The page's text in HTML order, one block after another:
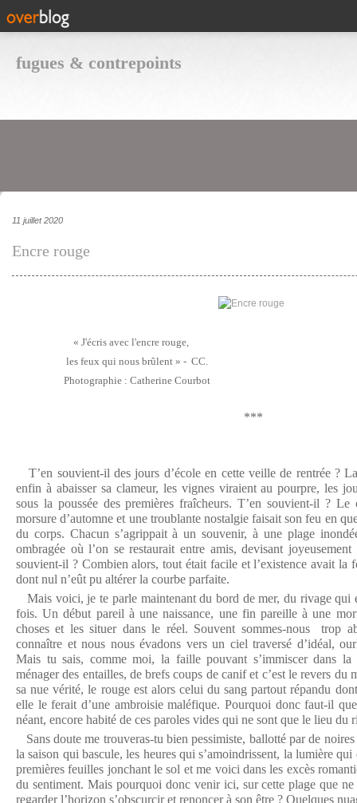
fugues & contrepoints
11 juillet 2020
Encre rouge
« J'écris avec l'encre rouge,
les feux qui nous brûlent » - CC.
Photographie : Catherine Courbot
***
T’en souvient-il des jours d’école en cette veille de rentrée ?
enfin à abaisser sa clameur, les vignes viraient au pourpre, les
sous la poussée des premières fraîcheurs. T’en souvient-il ?
morsure d’automne et une troublante nostalgie faisait son feu en
du corps. Chacun s’agrippait à un souvenir, à une plage
ombragée où l’on se restaurait entre amis, devisant
souvient-il ? Combien alors, tout était facile et l’existence avait la
dont nul n’eût pu altérer la courbe parfaite.
Mais voici, je te parle maintenant du bord de mer, du rivage qui
fois. Un début pareil à une naissance, une fin pareille à une
choses et les situer dans le réel. Souvent sommes-nous trop
connaître et nous nous évadons vers un ciel traversé d’idéal,
Mais tu sais, comme moi, la faille pouvant s’immiscer dans la
ménager des entailles, de brefs coups de canif et c’est le revers du
sa nue vérité, le rouge est alors celui du sang partout répandu
elle le ferait d’une ambroisie maléfique. Pourquoi donc faut-il
néant, encore habité de ces paroles vides qui ne sont que le lieu du
Sans doute me trouveras-tu bien pessimiste, ballotté par de noires
la saison qui bascule, les heures qui s’amoindrissent, la lumière
premières feuilles jonchant le sol et me voici dans les excès
du sentiment. Mais pourquoi donc venir ici, sur cette plage que ne
regarder l’horizon s’obscurcir et renoncer à son être ? Quelques